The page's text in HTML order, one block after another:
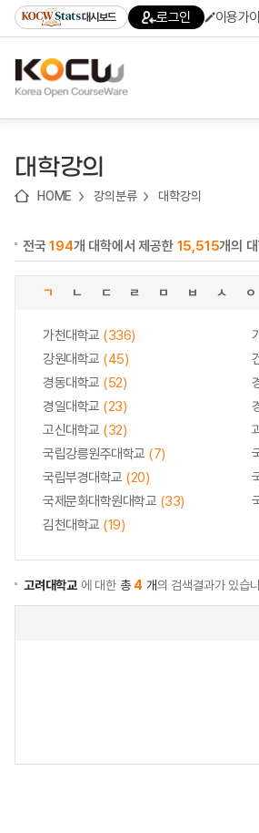
기
기
기
content)
가
대시보드 로그인 이용가
대학강의
HOME 강의분류 대학강의
전국194개 대학에서 제공한 15,515개의
ㄱ ㄴ ㄷ ㄹ ㅁ ㅂ ㅅ ㅇ
가천대학교 (336)
강원대학교 (45)
경동대학교 (52)
경일대학교 (23)
고신대학교 (32)
국립강릉원주대학교 (7)
국립부경대학교 (20)
국제문화대학원대학교 (33)
김천대학교 (19)
고려대학교 에 대한 총 4 개의 검색결과가 있습